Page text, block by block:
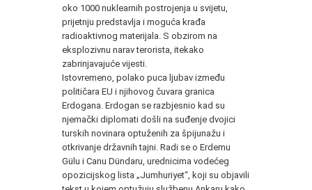
oko 1000 nuklearnih postrojenja u svijetu,
prijetnju predstavlja i moguća krađa
radioaktivnog materijala. S obzirom na
eksplozivnu narav terorista, itekako
zabrinjavajuće vijesti.
Istovremeno, polako puca ljubav između
političara EU i njihovog čuvara granica
Erdogana. Erdogan se razbjesnio kad su
njemački diplomati došli na suđenje dvojici
turskih novinara optuženih za špijunažu i
otkrivanje državnih tajni. Radi se o Erdemu
Gülu i Canu Dündaru, urednicima vodećeg
opozicijskog lista „Jumhuriyet“, koji su objavili